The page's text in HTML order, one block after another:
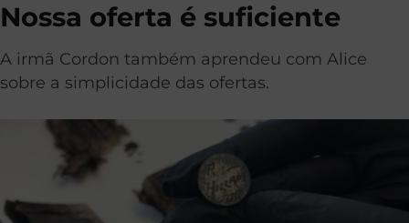
Nossa oferta é suficiente
A irmã Cordon também aprendeu com Alice
sobre a simplicidade das ofertas.